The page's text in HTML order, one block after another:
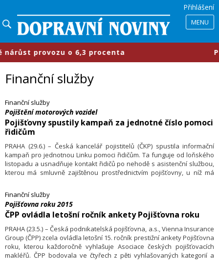
Přihlášení
MENU
provozu o 6,3 procenta
Finanční služby
Finanční služby
Pojištění motorových vozidel
Pojišťovny spustily kampaň za jednotné číslo pomoci
řidičům
PRAHA (29.6.) – Česká kancelář pojistitelů (ČKP) spustila informační
kampaň pro jednotnou Linku pomoci řidičům. Ta funguje od loňského
listopadu a usnadňuje kontakt řidičů po nehodě s asistenční službou,
kterou má smluvně zajištěnou prostřednictvím pojišťovny, u níž má
ředitel ČKP Jakub Hradec. Výhodou služby je lehce zapamatovatelné
číslo 1224 a schopnost rychle zasáhnout.
Finanční služby
Pojišťovna roku 2015
ČPP ovládla letošní ročník ankety Pojišťovna roku
PRAHA (23.5.) – Česká podnikatelská pojišťovna, a.s., Vienna Insurance
Group (ČPP) zcela ovládla letošní 15. ročník prestižní ankety Pojišťovna
roku, kterou každoročně vyhlašuje Asociace českých pojišťovacích
makléřů. ČPP bodovala ve čtyřech z pěti vyhlašovaných kategorií a